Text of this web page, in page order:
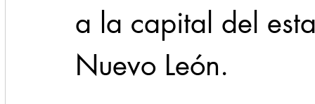
a la capital del
Nuevo León.